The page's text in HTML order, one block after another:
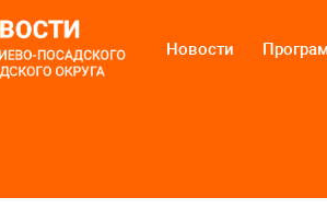
Новости